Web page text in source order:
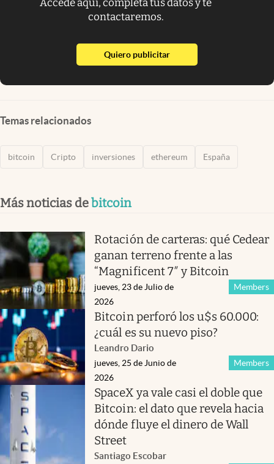
Accede aquí, completa tus datos y te
contactaremos.
Quiero publicitarabre en nueva pestaña
Temas relacionados
bitcoin Cripto inversiones ethereum España
Más noticias debitcoin
Rotación de carteras: qué Cedear
ganan terreno frente a las
“Magnificent 7″ y Bitcoin
Members
jueves, 23 de Julio de
2026
Bitcoin perforó los u$s 60.000:
¿cuál es su nuevo piso?
Leandro Dario
Members
jueves, 25 de Junio de
2026
SpaceX ya vale casi el doble que
Bitcoin: el dato que revela hacia
dónde fluye el dinero de Wall
Street
Santiago Escobar